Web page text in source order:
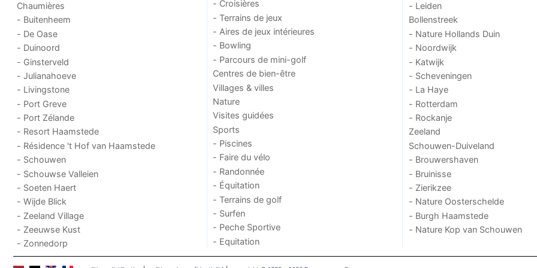
Chaumières
- Buitenheem
- De Oase
- Duinoord
- Ginsterveld
- Julianahoeve
- Livingstone
- Port Greve
- Port Zélande
- Resort Haamstede
- Résidence 't Hof van Haamstede
- Schouwen
- Schouwse Valleien
- Soeten Haert
- Wijde Blick
- Zeeland Village
- Zeeuwse Kust
- Zonnedorp
- Croisières
- Terrains de jeux
- Aires de jeux intérieures
- Bowling
- Parcours de mini-golf
Centres de bien-être
Villages & villes
Nature
Visites guidées
Sports
- Piscines
- Faire du vélo
- Randonnée
- Équitation
- Terrains de golf
- Surfen
- Peche Sportive
- Equitation
- Leiden
Bollenstreek
- Nature Hollands Duin
- Noordwijk
- Katwijk
- Scheveningen
- La Haye
- Rotterdam
- Rockanje
Zeeland
Schouwen-Duiveland
- Brouwershaven
- Bruinisse
- Zierikzee
- Nature Oosterschelde
- Burgh Haamstede
- Nature Kop van Schouwen